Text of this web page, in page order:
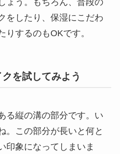
ょう。もちろん、普段の
をしたり、保湿にこだわ
りするのもOKです。
を試してみよう
る縦の溝の部分です。い
。この部分が長いと何と
印象になってしまいま